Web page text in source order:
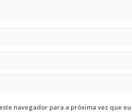
navegador para a próxima vez que